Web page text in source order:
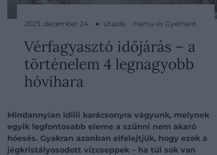
2023. december 24. ● Utazás Hamu és Gyémánt
Vérfagyasztó időjárás – a
történelem 4 legnagyobb
hóvihara
Mindannyian idilli karácsonyra vágyunk, melynek
egyik legfontosabb eleme a szűnni nem akaró
hóesés. Gyakran azonban elfelejtjük, hogy ezek a
jégkristályosodott vízcseppek – ha túl sok van